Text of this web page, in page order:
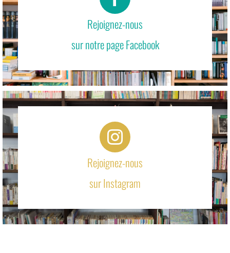
Rejoignez-nous
sur notre page Facebook
Rejoignez-nous
sur Instagram